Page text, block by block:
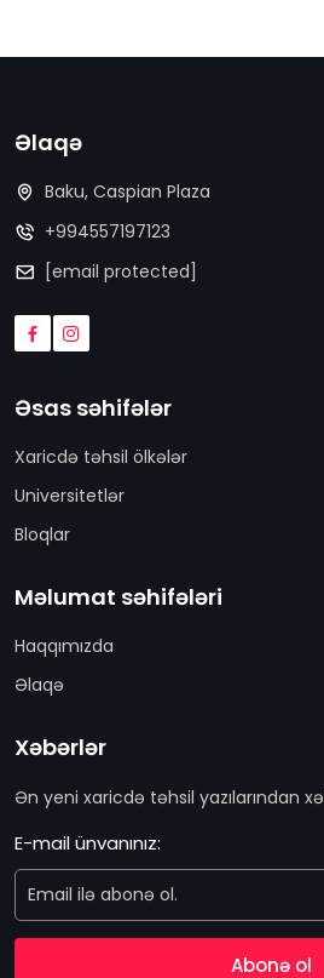
Əlaqə
Baku, Caspian Plaza
+994557197123
[email protected]
Əsas səhifələr
Xaricdə təhsil ölkələr
Universitetlər
Bloqlar
Məlumat səhifələri
Haqqımızda
Əlaqə
Xəbərlər
Ən yeni xaricdə təhsil yazılarından
E-mail ünvanınız:
Abonə ol